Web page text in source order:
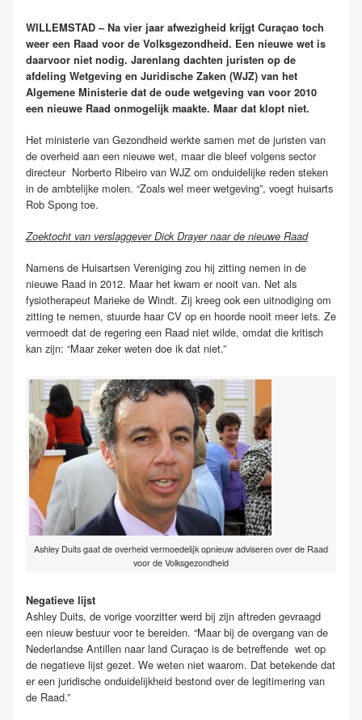
WILLEMSTAD – Na vier jaar afwezigheid krijgt Curaçao toch
weer een Raad voor de Volksgezondheid. Een nieuwe wet is
daarvoor niet nodig. Jarenlang dachten juristen op de
afdeling Wetgeving en Juridische Zaken (WJZ) van het
Algemene Ministerie dat de oude wetgeving van voor 2010
een nieuwe Raad onmogelijk maakte. Maar dat klopt niet.
Het ministerie van Gezondheid werkte samen met de juristen van
de overheid aan een nieuwe wet, maar die bleef volgens sector
directeur Norberto Ribeiro van WJZ om onduidelijke reden steken
in de ambtelijke molen. “Zoals wel meer wetgeving”, voegt huisarts
Rob Spong toe.
Zoektocht van verslaggever Dick Drayer naar de nieuwe Raad
Namens de Huisartsen Vereniging zou hij zitting nemen in de
nieuwe Raad in 2012. Maar het kwam er nooit van. Net als
fysiotherapeut Marieke de Windt. Zij kreeg ook een uitnodiging om
zitting te nemen, stuurde haar CV op en hoorde nooit meer iets. Ze
vermoedt dat de regering een Raad niet wilde, omdat die kritisch
kan zijn: “Maar zeker weten doe ik dat niet.”
Ashley Duits gaat de overheid vermoedelijk opnieuw adviseren over de Raad
voor de Volksgezondheid
Negatieve lijst
Ashley Duits, de vorige voorzitter werd bij zijn aftreden gevraagd
een nieuw bestuur voor te bereiden. “Maar bij de overgang van de
Nederlandse Antillen naar land Curaçao is de betreffende wet op
de negatieve lijst gezet. We weten niet waarom. Dat betekende dat
er een juridische onduidelijkheid bestond over de legitimering van
de Raad.”